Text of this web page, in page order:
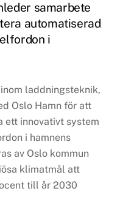
samarbete
automatiserad
i
laddningsteknik,
Oslo Hamn för att
ett innovativt system
i hamnens
av Oslo kommun
klimatmål att
till år 2030